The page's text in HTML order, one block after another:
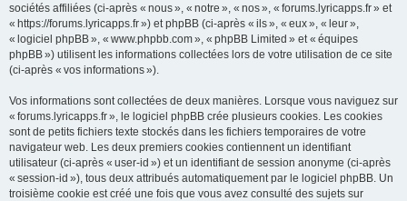
e
sociétés affiliées (ci-après « nous », « notre », « nos », « forums.lyricapps.fr » et
« https://forums.lyricapps.fr ») et phpBB (ci-après « ils », « eux », « leur »,
« logiciel phpBB », « www.phpbb.com », « phpBB Limited » et « équipes
phpBB ») utilisent les informations collectées lors de votre utilisation de ce site
(ci-après « vos informations »).
Vos informations sont collectées de deux manières. Lorsque vous naviguez sur
« forums.lyricapps.fr », le logiciel phpBB crée plusieurs cookies. Les cookies
sont de petits fichiers texte stockés dans les fichiers temporaires de votre
navigateur web. Les deux premiers cookies contiennent un identifiant
utilisateur (ci-après « user-id ») et un identifiant de session anonyme (ci-après
« session-id »), tous deux attribués automatiquement par le logiciel phpBB. Un
troisième cookie est créé une fois que vous avez consulté des sujets sur